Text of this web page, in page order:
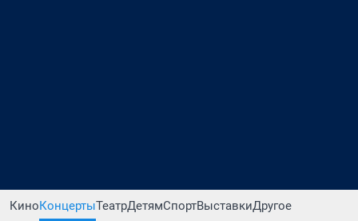
КиноКонцертыТеатрДетямСпортВыставкиДругое